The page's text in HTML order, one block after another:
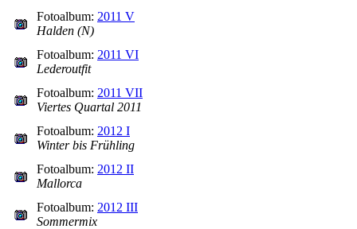
Fotoalbum: 2011 V
Halden (N)
Fotoalbum: 2011 VI
Lederoutfit
Fotoalbum: 2011 VII
Viertes Quartal 2011
Fotoalbum: 2012 I
Winter bis Frühling
Fotoalbum: 2012 II
Mallorca
Fotoalbum: 2012 III
Sommermix